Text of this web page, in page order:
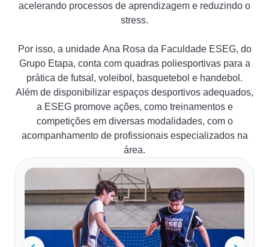
acelerando processos de aprendizagem e reduzindo o
stress.
Por isso, a unidade Ana Rosa da Faculdade ESEG, do
Grupo Etapa, conta com quadras poliesportivas para a
prática de futsal, voleibol, basquetebol e handebol.
Além de disponibilizar espaços desportivos adequados,
a ESEG promove ações, como treinamentos e
competições em diversas modalidades, com o
acompanhamento de profissionais especializados na
área.